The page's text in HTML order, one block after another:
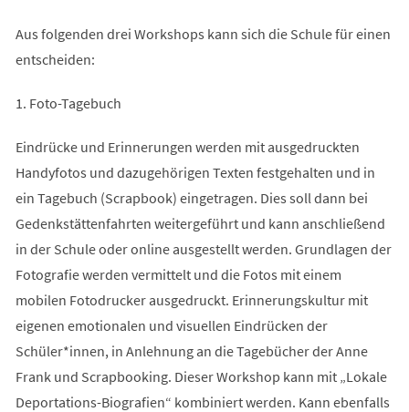
Aus folgenden drei Workshops kann sich die Schule für einen
entscheiden:
1. Foto-Tagebuch
Eindrücke und Erinnerungen werden mit ausgedruckten
Handyfotos und dazugehörigen Texten festgehalten und in
ein Tagebuch (Scrapbook) eingetragen. Dies soll dann bei
Gedenkstättenfahrten weitergeführt und kann anschließend
in der Schule oder online ausgestellt werden. Grundlagen der
Fotografie werden vermittelt und die Fotos mit einem
mobilen Fotodrucker ausgedruckt. Erinnerungskultur mit
eigenen emotionalen und visuellen Eindrücken der
Schüler*innen, in Anlehnung an die Tagebücher der Anne
Frank und Scrapbooking. Dieser Workshop kann mit „Lokale
Deportations-Biografien“ kombiniert werden. Kann ebenfalls